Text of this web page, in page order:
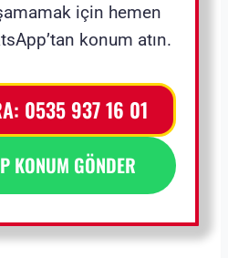
için hemen
konum atın.
0535 937 16 01
KONUM GÖNDER